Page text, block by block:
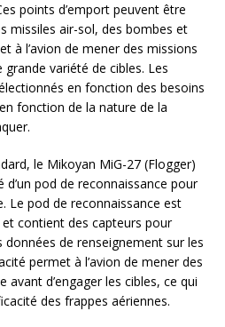
points d’emport peuvent être
missiles air-sol, des bombes et
à l’avion de mener des missions
variété de cibles. Les
en fonction des besoins
fonction de la nature de la
le Mikoyan MiG-27 (Flogger)
pod de reconnaissance pour
Le pod de reconnaissance est
et contient des capteurs pour
de renseignement sur les
permet à l’avion de mener des
avant d’engager les cibles, ce qui
des frappes aériennes.